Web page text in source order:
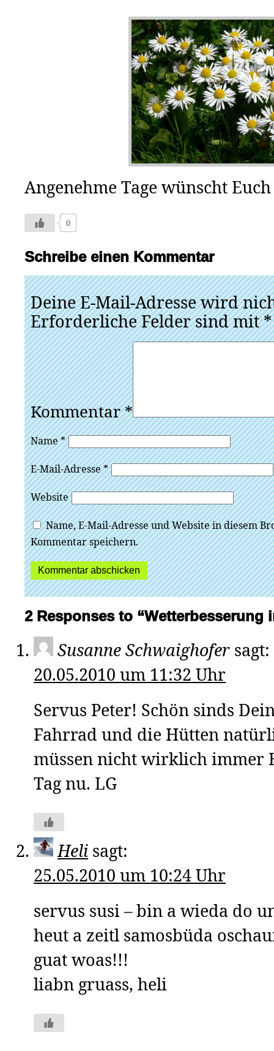
Angenehme Tage wünscht
0
Schreibe einen Kommentar
Deine E-Mail-Adresse wird
Erforderliche Felder sind mit*
Kommentar*
Name*
E-Mail-Adresse*
Website
Name, E-Mail-Adresse und Website in diesem
Kommentar speichern.
2 Responses to “Wetterbesserung
Susanne Schwaighofer sagt:
20.05.2010 um 11:32 Uhr
Servus Peter! Schön sinds
Fahrrad und die Hütten
müssen nicht wirklich immer
Tag nu. LG
Heli sagt:
25.05.2010 um 10:24 Uhr
servus susi – bin a wieda do
heut a zeitl samosbüda
guat woas!!!
liabn gruass, heli